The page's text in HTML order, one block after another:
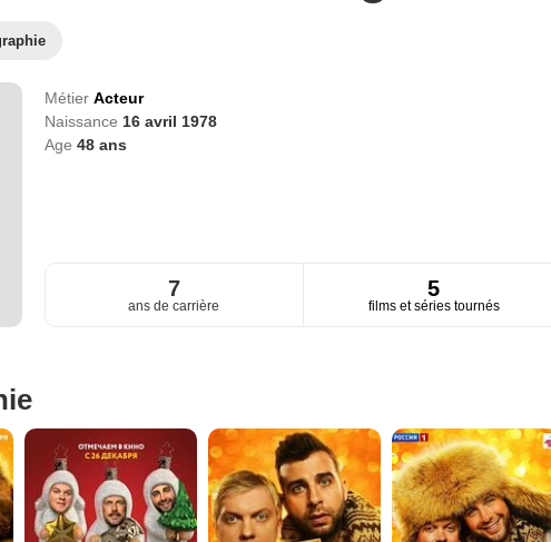
Métier Acteur
Naissance 16 avril 1978
Age 48ans
7
ans de carrière
5
films et séries tournés